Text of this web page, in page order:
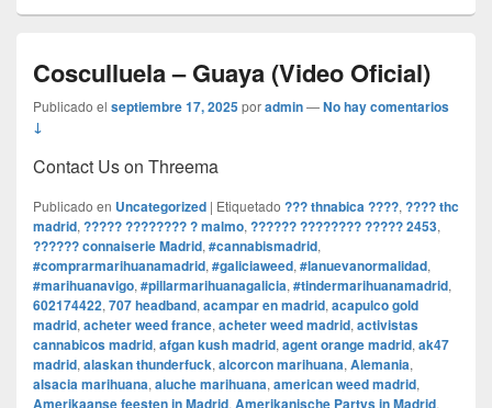
Cosculluela – Guaya (Video Oficial)
Publicado el septiembre 17, 2025poradmin—No hay comentarios
↓
Contact Us on Threema
Publicado en Uncategorized | Etiquetado ??? thnabica ????, ???? thc
madrid, ????? ???????? ? malmo, ?????? ???????? ????? 2453,
?????? connaiserie Madrid, #cannabismadrid,
#comprarmarihuanamadrid, #galiciaweed, #lanuevanormalidad,
#marihuanavigo, #pillarmarihuanagalicia, #tindermarihuanamadrid,
602174422, 707 headband, acampar en madrid, acapulco gold
madrid, acheter weed france, acheter weed madrid, activistas
cannabicos madrid, afgan kush madrid, agent orange madrid, ak47
madrid, alaskan thunderfuck, alcorcon marihuana, Alemania,
alsacia marihuana, aluche marihuana, american weed madrid,
Amerikaanse feesten in Madrid, Amerikanische Partys in Madrid,